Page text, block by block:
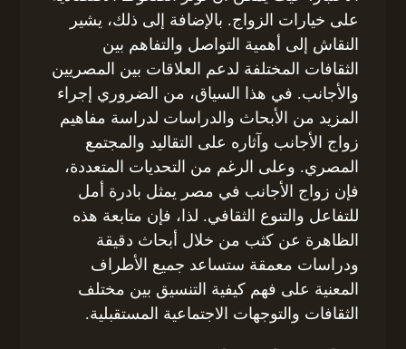
على خيارات الزواج. بالإضافة إلى ذلك، يشير
النقاش إلى أهمية التواصل والتفاهم بين
الثقافات المختلفة لدعم العلاقات بين المصريين
والأجانب. في هذا السياق، من الضروري إجراء
المزيد من الأبحاث والدراسات لدراسة مفاهيم
زواج الأجانب وآثاره على التقاليد والمجتمع
المصري. وعلى الرغم من التحديات المتعددة،
فإن زواج الأجانب في مصر يمثل بادرة أمل
للتفاعل والتنوع الثقافي. لذا، فإن متابعة هذه
الظاهرة عن كثب من خلال أبحاث دقيقة
ودراسات معمقة ستساعد جميع الأطراف
المعنية على فهم كيفية التنسيق بين مختلف
الثقافات والتوجهات الاجتماعية المستقبلية.